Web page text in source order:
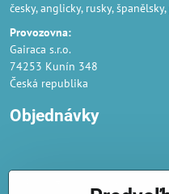
česky, anglicky, rusky,
Provozovna:
Gairaca s.r.o.
74253 Kunín 348
Česká republika
Objednávky